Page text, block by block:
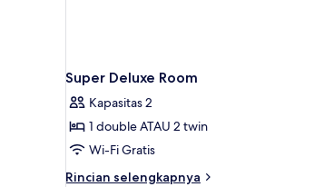
Super Deluxe Room
Kapasitas 2
1 double ATAU 2 twin
Wi-Fi Gratis
Rincian selengkapnya
Rincian